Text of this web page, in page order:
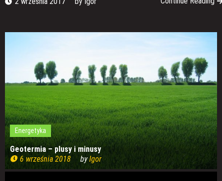
Energetyka
Geotermia – plusy i minusy
6 września 2018
byIgor